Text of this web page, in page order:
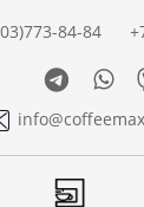
84-84
Telegram